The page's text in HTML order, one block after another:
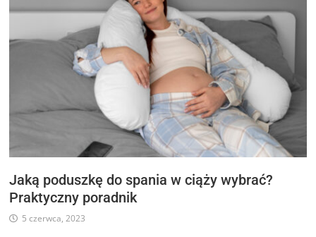
Jaką poduszkę do spania w ciąży wybrać?
Praktyczny poradnik
5 czerwca, 2023